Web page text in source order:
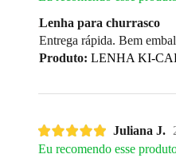
Lenha para churrasco
Entrega rápida. Bem
Produto: LENHA KI-
Juliana J.
Eu recomendo esse